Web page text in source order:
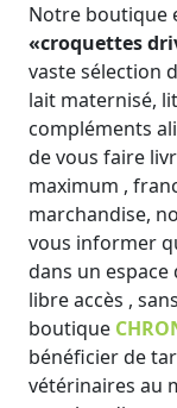
Notre boutique
«croquettes
vaste sélection
lait maternisé,
compléments
de vous faire
maximum ,
marchandise,
vous informer
dans un espace
libre accès ,
boutique
bénéficier de
vétérinaires au